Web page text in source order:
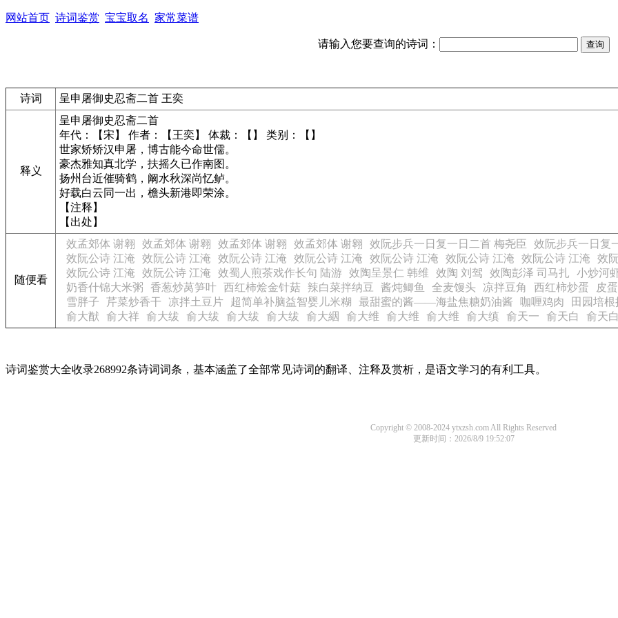
网站首页 诗词鉴赏 宝宝取名 家常菜谱
请输入您要查询的诗词：
诗词 呈申屠御史忍斋二首 王奕
释义
呈申屠御史忍斋二首
年代：【宋】 作者：【王奕】 体裁：【】 类别：【】
世家矫矫汉申屠，博古能今命世儒。
豪杰雅知真北学，扶摇久已作南图。
扬州台近催骑鹤，阚水秋深尚忆鲈。
好载白云同一出，檐头新港即荣涂。
【注释】
【出处】
随便看
效孟郊体 谢翱 效孟郊体 谢翱 效孟郊体 谢翱 效孟郊体 谢翱 效阮步兵一日复一日二首 梅尧臣 效阮步兵一日复
效阮公诗 江淹
效阮公诗 江淹 效阮公诗 江淹 效阮公诗 江淹 效阮公诗 江淹 效阮公诗 江淹 效阮公诗 江淹 效
效阮公诗 江淹
效阮公诗 江淹 效蜀人煎茶戏作长句 陆游 效陶呈景仁 韩维 效陶 刘驾 效陶彭泽 司马扎 小炒河
奶香什锦大米粥
香葱炒莴笋叶 西红柿烩金针菇 辣白菜拌纳豆 酱炖鲫鱼 全麦馒头 凉拌豆角 西红柿炒蛋 皮
雪胖子
芹菜炒香干 凉拌土豆片 超简单补脑益智婴儿米糊 最甜蜜的酱——海盐焦糖奶油酱 咖喱鸡肉 田园培根
俞大猷
俞大祥 俞大绂 俞大绂 俞大绂 俞大绂 俞大絪 俞大维 俞大维 俞大维 俞大缜 俞天一 俞天白 俞天白
诗词鉴赏大全收录268992条诗词词条，基本涵盖了全部常见诗词的翻译、注释及赏析，是语文学习的有利工具。
Copyright © 2008-2024 ytxzsh.com All Rights Reserved
更新时间：2026/8/9 19:52:07